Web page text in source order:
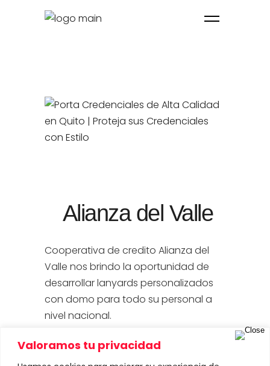
Valoramos tu privacidad
Alianza del Valle
Cooperativa de credito Alianza del
Valle nos brindo la oportunidad de
desarrollar lanyards personalizados
con domo para todo su personal a
nivel nacional.